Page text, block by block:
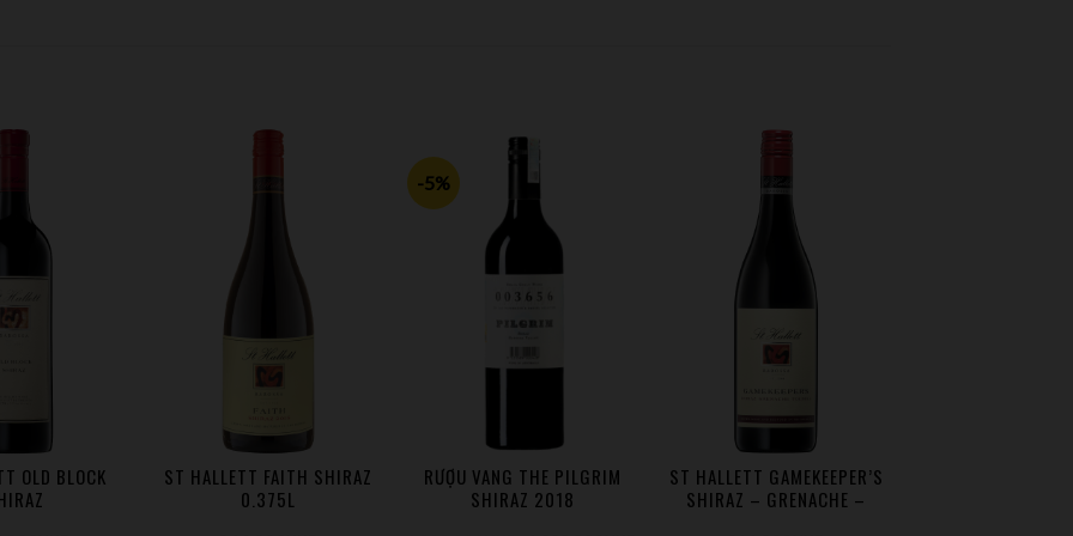
OLD BLOCK
ST HALLETT FAITH SHIRAZ
0.375L
-5%
RƯỢU VANG THE PILGRIM
SHIRAZ 2018
ST HALLETT GAMEKEEPER’S
SHIRAZ – GRENACHE –